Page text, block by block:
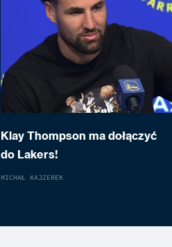
Klay Thompson ma dołączyć
do Lakers!
MICHAŁ KAJZEREK